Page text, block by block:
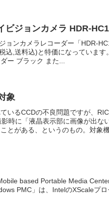
ビジョンカメラ HDR-HC1
ョンカメラレコーダー「HDR-
込,送料込)と特価になっていま
ー ブラック また...
象
いるCCDの不良問題ですが、
時に「液晶表示部に画像が出な
とがある、というのもの。対象
based Portable Media
PMC」は、IntelのXScaleプロ